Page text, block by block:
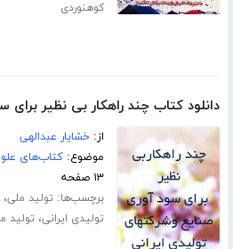
کوهنوردی
دانلود کتاب چند راهکار بی نظیر برای
از:خشایار عبدالهی
موضوع:کتاب‌های
۱۳ صفحه
برچسب‌ها: تولید ملی،
تولیدی ایرانی، تولید